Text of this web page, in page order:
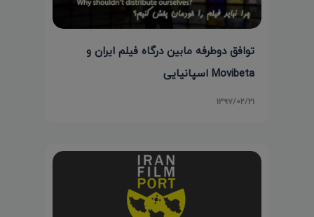
توافق دوطرفه مابین درگاه فیلم ایران و
Movibeta اسپانیایی
۱۳۹۷/۰۲/۲۱